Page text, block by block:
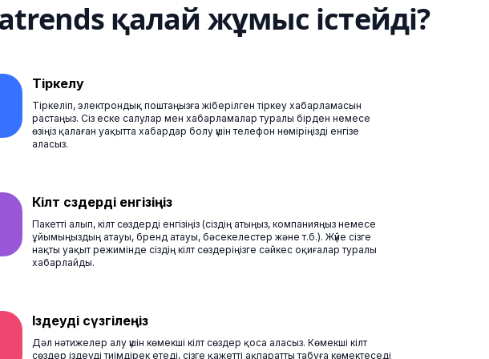
қалай жұмыс істейді?
Тіркелу
Тіркеліп, электрондық поштаңызға жіберілген тіркеу хабарламасын
растаңыз. Сіз еске салулар мен хабарламалар туралы бірден немесе
өзіңіз қалаған уақытта хабардар болу үшін телефон нөміріңізді енгізе
аласыз.
Кілт сөздерді енгізіңіз
Пакетті алып, кілт сөздерді енгізіңіз (сіздің атыңыз, компанияңыз немесе
ұйымыңыздың атауы, бренд атауы, бәсекелестер және т.б.). Жүйе сізге
нақты уақыт режимінде сіздің кілт сөздеріңізге сәйкес оқиғалар туралы
хабарлайды.
Іздеуді сүзгілеңіз
Дәл нәтижелер алу үшін көмекші кілт сөздер қоса аласыз. Көмекші кілт
сөздер іздеуді тиімдірек етеді, сізге қажетті ақпаратты табуға көмектеседі